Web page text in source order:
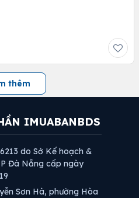
thêm
IMUABANBDS
do Sở Kế hoạch &
Đà Nẵng cấp ngày
Sơn Hà, phường Hòa